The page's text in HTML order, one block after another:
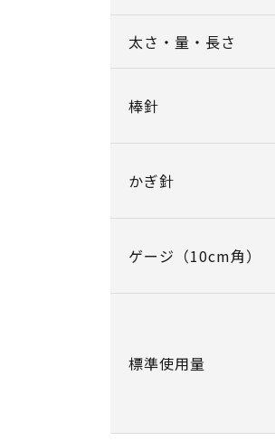
太さ・量・長さ
棒針
かぎ針
ゲージ（10cm角）
標準使用量